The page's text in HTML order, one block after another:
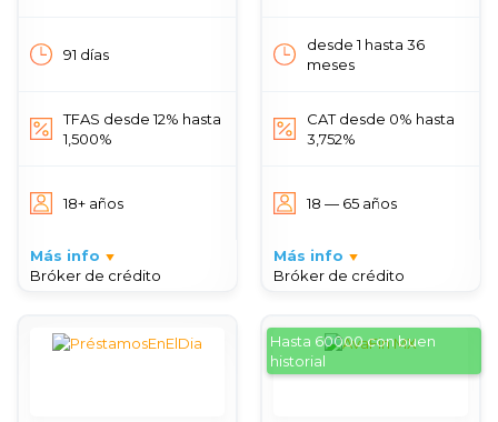
91 días
TFAS desde 12% hasta
1,500%
18+ años
Más info
Bróker de crédito
desde 1 hasta 36
meses
CAT desde 0% hasta
3,752%
18 — 65 años
Más info
Bróker de crédito
Hasta 60000 con buen
historial